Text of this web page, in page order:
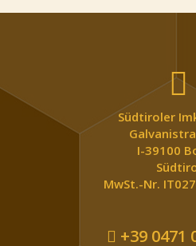
Südtiroler
I-39100
MwSt.-Nr.
+39 0471